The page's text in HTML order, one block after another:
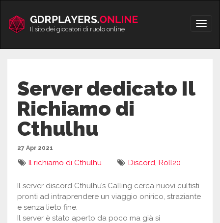
contenuto
Apri/
Il sito dei giocatori di ruolo online
Server dedicato Il
Richiamo di
Cthulhu
27 Apr 2021
Il richiamo di Cthulhu Discord, Roll20
Il server discord Cthulhu’s Calling cerca nuovi cultisti
pronti ad intraprendere un viaggio onirico, straziante
e senza lieto fine.
Il server è stato aperto da poco ma già si